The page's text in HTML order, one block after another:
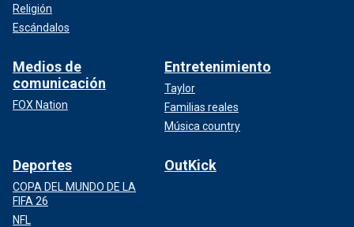
Religión
Escándalos
Medios de
comunicación
FOX Nation
Entretenimiento
Taylor
Familias reales
Música country
Deportes
COPA DEL MUNDO DE LA
FIFA 26
NFL
OutKick